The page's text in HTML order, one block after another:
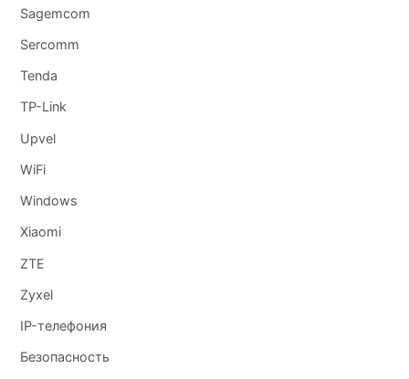
Sagemcom
Sercomm
Tenda
TP-Link
Upvel
WiFi
Windows
Xiaomi
ZTE
Zyxel
IP-телефония
Безопасность